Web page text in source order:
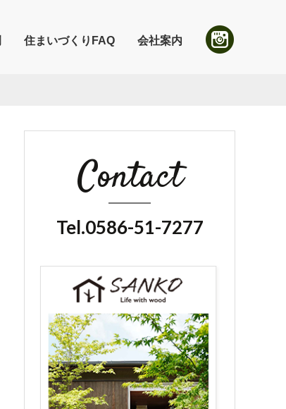
住まいづくりFAQ 会社案内
Contact
Tel.0586-51-7277